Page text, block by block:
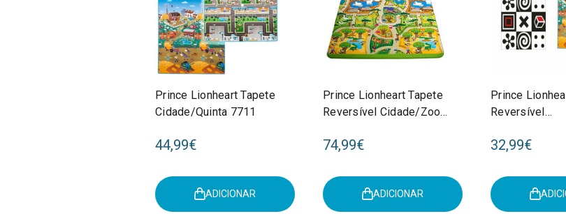
Prince Lionheart Tapete
Cidade/Quinta 7711
44,99€
ADICIONAR
Prince Lionheart Tapete
Reversível Cidade/Zoo
74,99€
ADICIONAR
Prince
Reversível
32,99€